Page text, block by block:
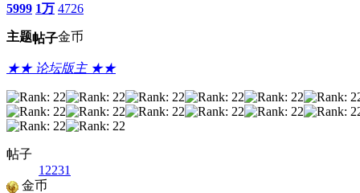
5999
主题
1万
帖子
4726
金币
★★ 论坛版主 ★★
帖子
12231
金币